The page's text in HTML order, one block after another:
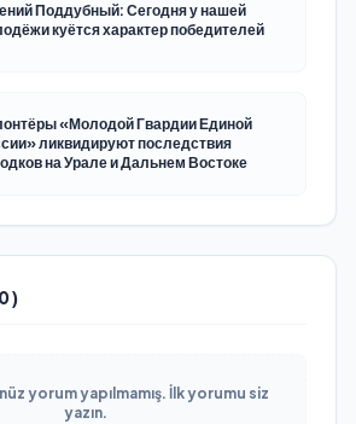
Поддубный: Сегодня у нашей
куётся характер победителей
«Молодой Гвардии Единой
ликвидируют последствия
на Урале и Дальнем Востоке
yorum yapılmamış. İlk yorumu siz
yazın.